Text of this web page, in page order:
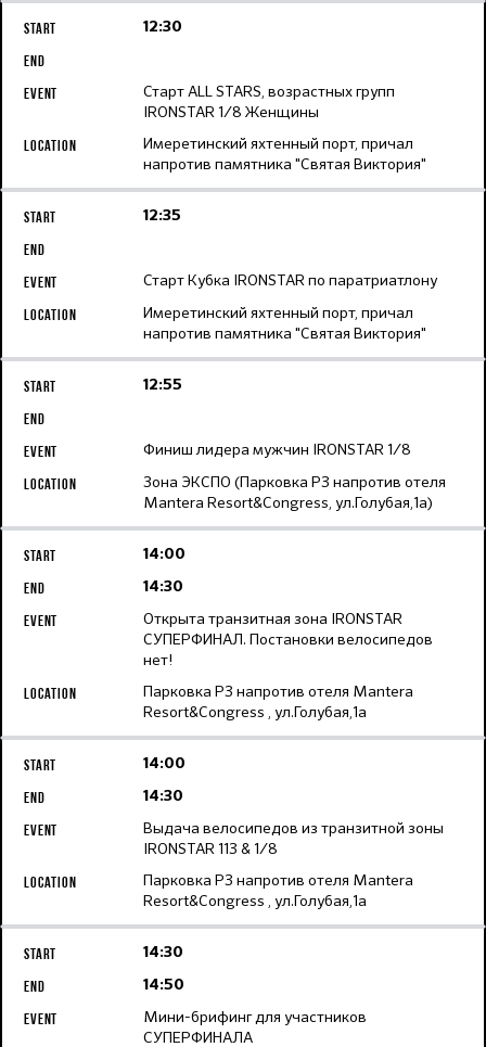
12:30
Старт ALL STARS, возрастных групп
IRONSTAR 1/8 Женщины
Имеретинский яхтенный порт, причал
напротив памятника "Святая Виктория"
12:35
Старт Кубка IRONSTAR по паратриатлону
Имеретинский яхтенный порт, причал
напротив памятника "Святая Виктория"
12:55
Финиш лидера мужчин IRONSTAR 1/8
Зона ЭКСПО (Парковка Р3 напротив отеля
Mantera Resort&Congress, ул.Голубая,1а)
14:00
14:30
Открыта транзитная зона IRONSTAR
СУПЕРФИНАЛ. Постановки велосипедов
нет!
Парковка Р3 напротив отеля Mantera
Resort&Congress , ул.Голубая,1а
14:00
14:30
Выдача велосипедов из транзитной зоны
IRONSTAR 113 & 1/8
Парковка Р3 напротив отеля Mantera
Resort&Congress , ул.Голубая,1а
14:30
14:50
Мини-брифинг для участников
СУПЕРФИНАЛА